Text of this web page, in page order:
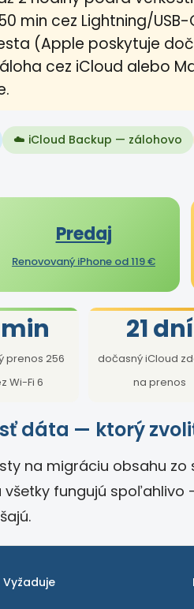
min cez Lightning/
(Apple poskytuje
cez iCloud alebo
☁️ iCloud Backup — zálohovo
Predaj
Renovovaný iPhone od 119 €
prenos 256
Wi-Fi 6
21 dní
dočasný iCloud
na prenos
dáta — ktorý
na migráciu obsahu zo
fungujú spoľahlivo
Vyžaduje